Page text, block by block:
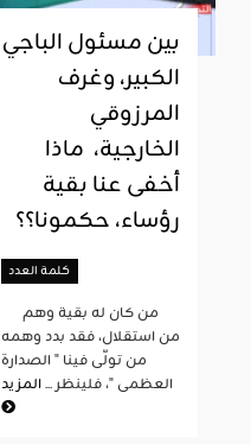
بين مسئول الباجي
الكبير، وغرف
المرزوقي
الخارجية، ماذا
أخفى عنا بقية
رؤساء، حكمونا؟؟
كلمة العدد
من استقلال، فقد بدد وهمه
من تولّى فينا " الصدارة
العظمى "، فلينظر ...المزيد